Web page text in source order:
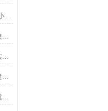
设备推荐：水质氨氮变送器-一款小小的诗句大大的传奇的氨氮传感器
农业虫情测报系统——一款很轻松就监测了的病虫害预警监测系统2024是你需要